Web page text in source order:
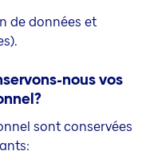
de données et
nous vos
sont conservées